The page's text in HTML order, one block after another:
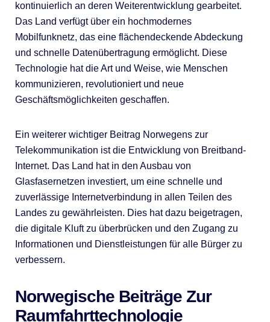
kontinuierlich an deren Weiterentwicklung gearbeitet.
Das Land verfügt über ein hochmodernes
Mobilfunknetz, das eine flächendeckende Abdeckung
und schnelle Datenübertragung ermöglicht. Diese
Technologie hat die Art und Weise, wie Menschen
kommunizieren, revolutioniert und neue
Geschäftsmöglichkeiten geschaffen.
Ein weiterer wichtiger Beitrag Norwegens zur
Telekommunikation ist die Entwicklung von Breitband-
Internet. Das Land hat in den Ausbau von
Glasfasernetzen investiert, um eine schnelle und
zuverlässige Internetverbindung in allen Teilen des
Landes zu gewährleisten. Dies hat dazu beigetragen,
die digitale Kluft zu überbrücken und den Zugang zu
Informationen und Dienstleistungen für alle Bürger zu
verbessern.
Norwegische Beiträge Zur
Raumfahrttechnologie